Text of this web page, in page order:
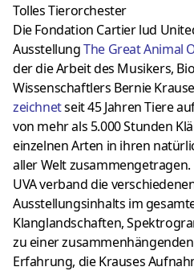
Tolles Tierorchester
Die Fondation Cartier lud
AusstellungThe Great Animal
der die Arbeit des Musikers,
Wissenschaftlers Bernie
zeichnetseit 45 Jahren Tiere
von mehr als 5.000 Stunden
einzelnen Arten in ihren
aller Welt
UVA verband die
Ausstellungsinhalts im
Klanglandschaften,
zu einer
Erfahrung, die Krauses